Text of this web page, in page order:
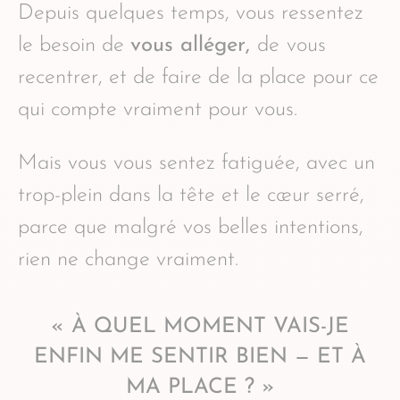
Depuis quelques temps, vous ressentez
le besoin de vous alléger, de vous
recentrer, et de faire de la place pour ce
qui compte vraiment pour vous.
Mais vous vous sentez fatiguée, avec un
trop-plein dans la tête et le cœur serré,
parce que malgré vos belles intentions,
rien ne change vraiment.
« À QUEL MOMENT VAIS-JE
ENFIN ME SENTIR BIEN — ET À
MA PLACE ? »